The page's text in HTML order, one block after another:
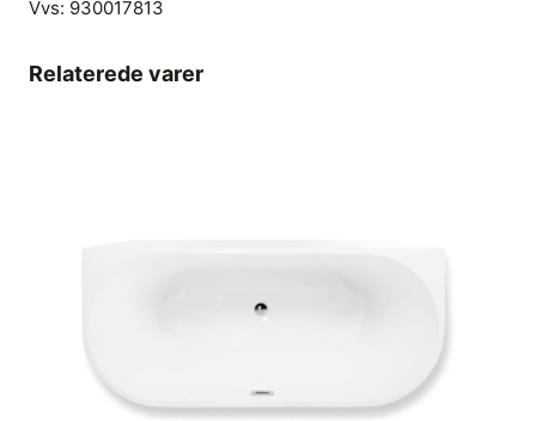
Vvs: 930017813
Relaterede varer